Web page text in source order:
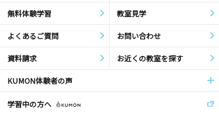
無料体験学習 教室見学
よくあるご質問 お問い合わせ
資料請求 お近くの教室を探す
KUMON体験者の声
学習中の方へ